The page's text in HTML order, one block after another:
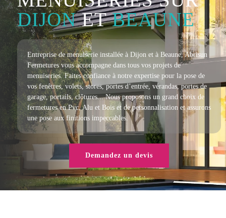
DIJONETBEAUNE
Entreprise de menuiserie installée à Dijon et à Beaune, Abrisun
Fermetures vous accompagne dans tous vos projets de
menuiseries. Faites confiance à notre expertise pour la pose de
vos fenêtres, volets, stores, portes d’entrée, vérandas, portes de
garage, portails, clôtures... Nous proposons un grand choix de
fermetures en Pvc, Alu et Bois et de personnalisation et assurons
une pose aux finitions impeccables.
Demandez un devis